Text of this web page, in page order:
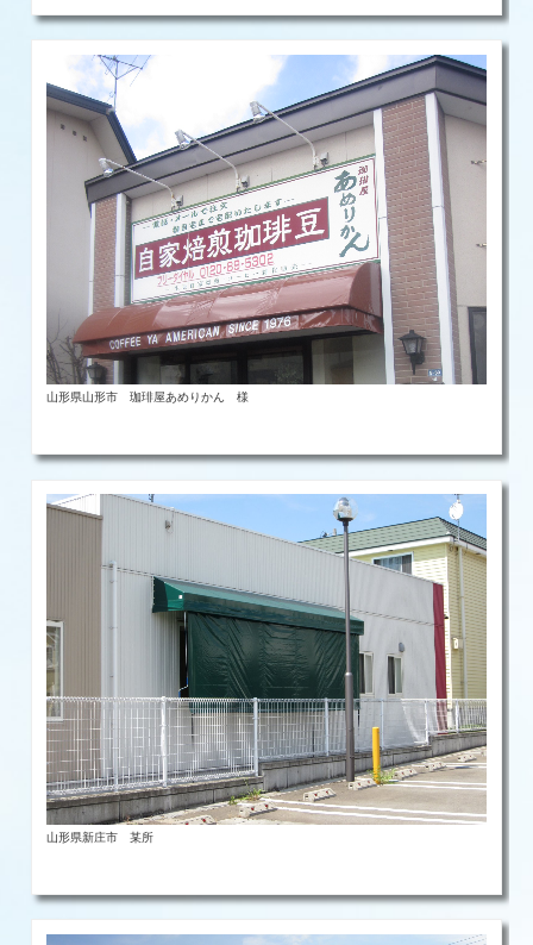
山形県山形市 珈琲屋あめりかん 様
山形県新庄市 某所